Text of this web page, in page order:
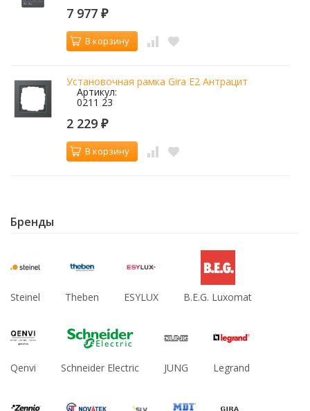
7 977 ₽
В корзину
Установочная рамка Gira E2 Антрацит
Артикул:
0211 23
2 229 ₽
В корзину
Бренды
Steinel Theben ESYLUX B.E.G. Luxomat
Qenvi Schneider Electric JUNG Legrand